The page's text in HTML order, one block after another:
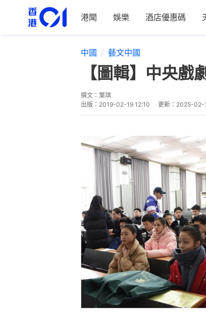
港聞 娛樂 酒店優惠碼
中國 藝文中國
【圖輯】中央
撰文： 葉琪
出版： 2019-02-19 12:10 更新： 2025-02-